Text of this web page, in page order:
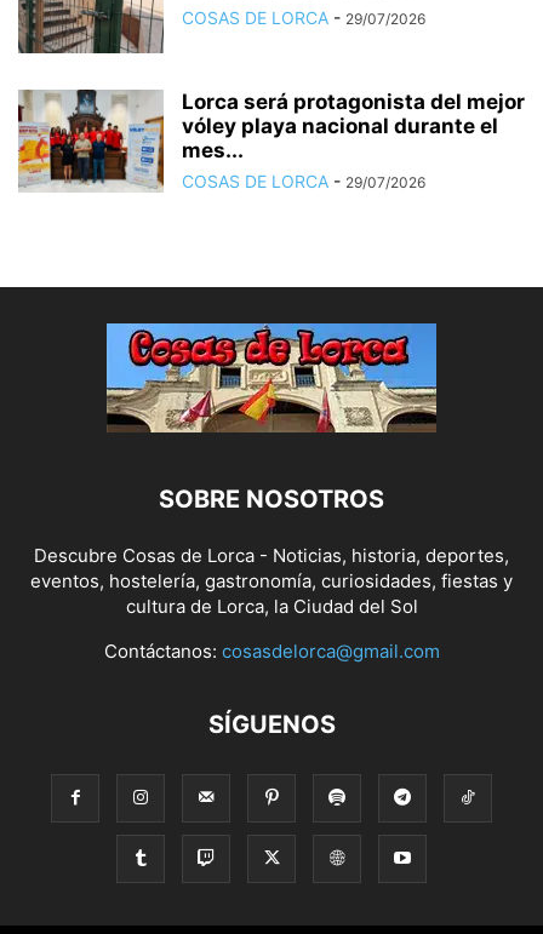
COSAS DE LORCA - 29/07/2026
Lorca será protagonista del mejor
vóley playa nacional durante el
mes...
COSAS DE LORCA - 29/07/2026
SOBRE NOSOTROS
Descubre Cosas de Lorca - Noticias, historia, deportes,
eventos, hostelería, gastronomía, curiosidades, fiestas y
cultura de Lorca, la Ciudad del Sol
Contáctanos: cosasdelorca@gmail.com
SÍGUENOS